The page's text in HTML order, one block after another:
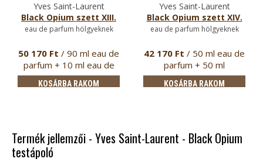
Yves Saint-Laurent
Black Opium szett XIII.
eau de parfum hölgyeknek
50 170 Ft / 90 ml eau de
parfum + 10 ml eau de
par…
KOSÁRBA RAKOM
Yves Saint-Laurent
Black Opium szett XIV.
eau de parfum hölgyeknek
42 170 Ft / 50 ml eau de
parfum + 50 ml
testápoló …
KOSÁRBA RAKOM
Termék jellemzői - Yves Saint-Laurent - Black Opium
testápoló